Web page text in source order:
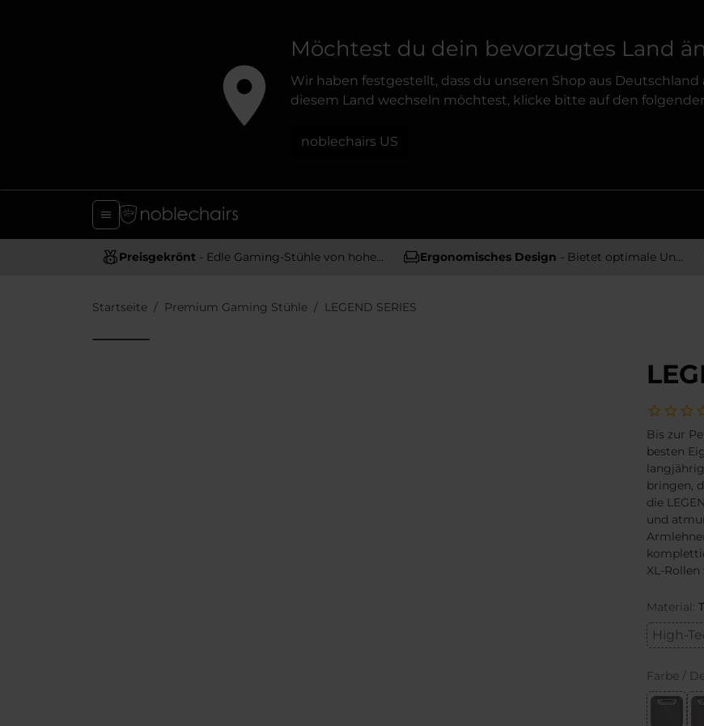
Möchtest du dein bevorzugtes Land
Wir haben festgestellt, dass du unseren Shop aus Deutschland
diesem Land wechseln möchtest, klicke bitte auf den
noblechairs US
Preisgekrönt - Edle Gaming-Stühle von hoher Qualität Ergonomisches Design - Bietet optimale Unterstützung und Komfort
Startseite Premium Gaming Stühle LEGEND SERIES
Bis zur
besten
bringen,
die
und
XL-
Material:
High-
Farbe /